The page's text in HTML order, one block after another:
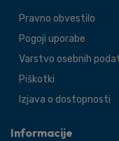
Pravno obvestilo
Pogoji uporabe
Varstvo osebnih
Piškotki
Izjava o dostopnosti
Informacije